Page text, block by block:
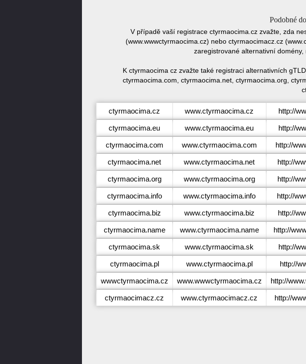
Podobné
V případě vaší registrace ctyrmaocima.cz zvažte, zda
(www.wwwctyrmaocima.cz) nebo ctyrmaocimacz.cz
zaregistrované alternativní
K ctyrmaocima cz zvažte také registraci alternativních
ctyrmaocima.com, ctyrmaocima.net, ctyrmaocima.org,
ctyrmaocima.cz www.ctyrmaocima.cz http://
ctyrmaocima.eu www.ctyrmaocima.eu http://
ctyrmaocima.com www.ctyrmaocima.com http://
ctyrmaocima.net www.ctyrmaocima.net http://
ctyrmaocima.org www.ctyrmaocima.org http://
ctyrmaocima.info www.ctyrmaocima.info http://
ctyrmaocima.biz www.ctyrmaocima.biz http://
ctyrmaocima.name www.ctyrmaocima.name http://
ctyrmaocima.sk www.ctyrmaocima.sk http://
ctyrmaocima.pl www.ctyrmaocima.pl http://
wwwctyrmaocima.cz www.wwwctyrmaocima.cz http://
ctyrmaocimacz.cz www.ctyrmaocimacz.cz http://